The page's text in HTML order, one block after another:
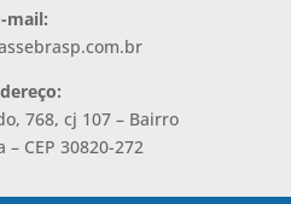
mail:
768, cj 107 – Bairro
CEP 30820-272